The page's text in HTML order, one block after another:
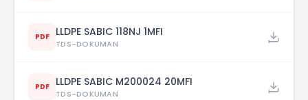
PDF LLDPE SABIC 118NJ 1MFI
TDS-DOKUMAN
PDF LLDPE SABIC M200024 20MFI
TDS-DOKUMAN